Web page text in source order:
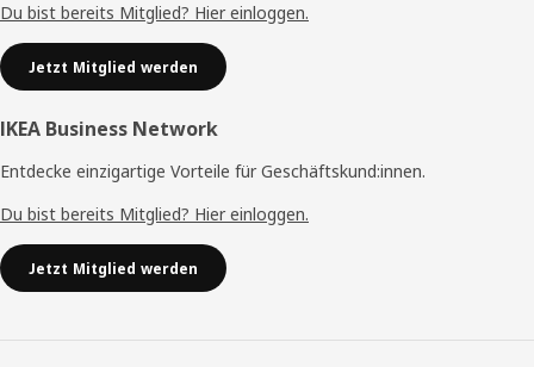
Du bist bereits Mitglied? Hier einloggen.
Jetzt Mitglied werden
IKEA Business Network
Entdecke einzigartige Vorteile für Geschäftskund:innen.
Du bist bereits Mitglied? Hier einloggen.
Jetzt Mitglied werden